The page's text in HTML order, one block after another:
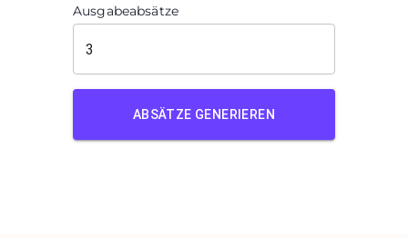
Ausgabeabsätze
ABSÄTZE GENERIEREN